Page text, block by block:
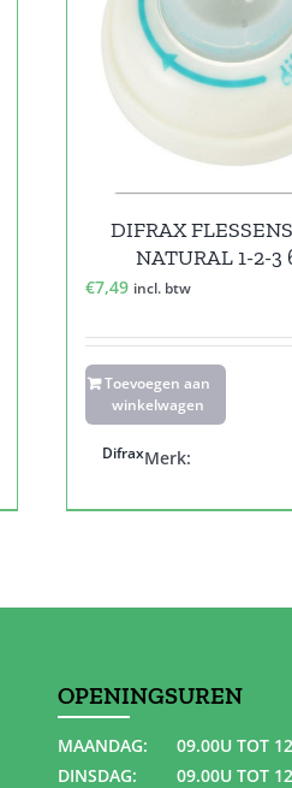
DIFRAX
NATURAL 1-2-3
€7,49 incl. btw
Toevoegen aan
winkelwagen
Merk:
Difrax
OPENINGSUREN
MAANDAG:
09.00U TOT
DINSDAG:
09.00U TOT